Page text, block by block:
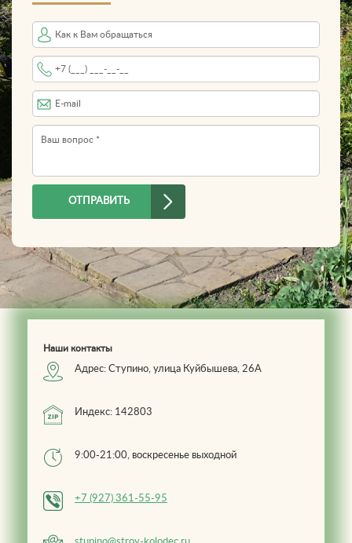
Имя
Телефон*
E-mail
Вопрос*
ОТПРАВИТЬ
Наши контакты
Адрес: Ступино, улица Куйбышева, 26А
Индекс: 142803
9:00-21:00, воскресенье выходной
+7 (927) 361-55-95